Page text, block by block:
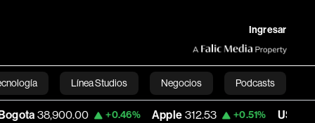
Ingresar
Línea Studios Negocios Podcasts
English
+0.46% Apple 312.53 +0.51% USD COP 3,159.39